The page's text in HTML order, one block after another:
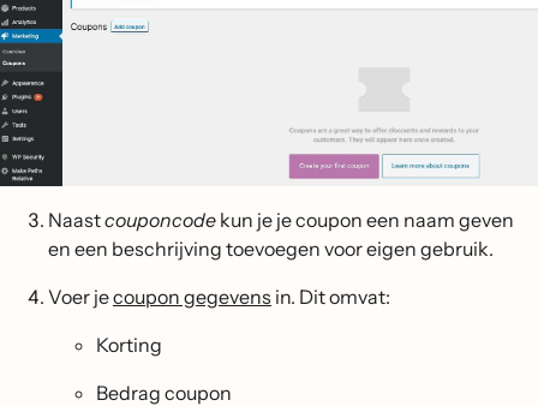
Naastcouponcode kun je je coupon een naam geven
en een beschrijving toevoegen voor eigen gebruik.
Voer jecoupon gegevens in. Dit omvat:
Korting
Bedrag coupon